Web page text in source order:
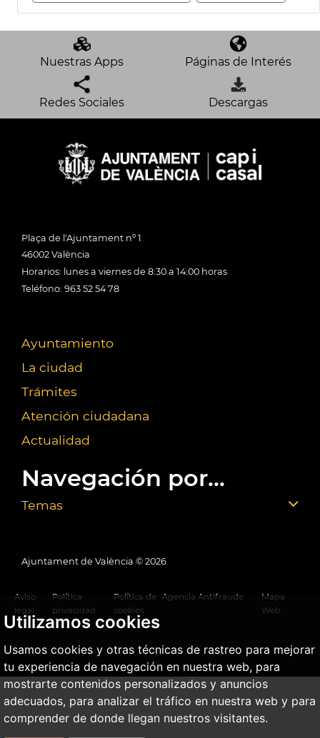
Utilizamos cookies
Usamos cookies y otras técnicas de rastreo para mejorar
tu experiencia de navegación en nuestra web, para
mostrarte contenidos personalizados y anuncios
adecuados, para analizar el tráfico en nuestra web y para
comprender de donde llegan nuestros visitantes.
Nuestras Apps Páginas de Interés
Redes Sociales Descargas
Plaça de l'Ajuntament nº 1
46002 València
Horarios: lunes a viernes de 8:30 a 14:00 horas
Teléfono: 963 52 54 78
Ayuntamiento
La ciudad
Trámites
Atención ciudadana
Actualidad
Navegación por...
Temas
Ajuntament de València © 2026
Aviso
legal
Política
privacidad
Política de
cookies
Agencia Antifraude
Mapa
Web